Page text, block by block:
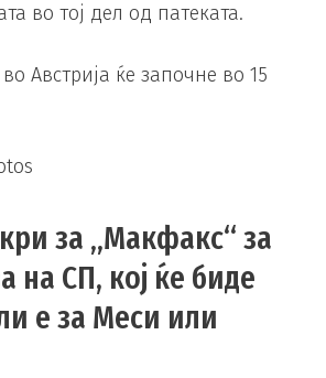
во тој дел од патеката.
Австрија ќе започне во 15
за „Макфакс“ за
на СП, кој ќе биде
е за Меси или